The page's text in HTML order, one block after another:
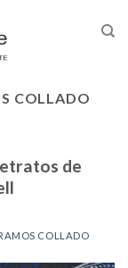
COLLADO
de
COLLADO